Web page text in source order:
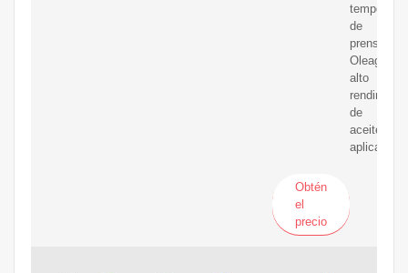
de
prensado.
alto
de
aceite
aplicables.
Obtén
el
precio